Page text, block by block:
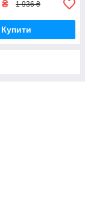
₴ 1 936 ₴
Купити